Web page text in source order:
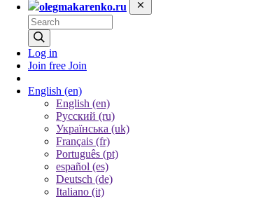
olegmakarenko.ru
Log in
Join free Join
English (en)
English (en)
Русский (ru)
Українська (uk)
Français (fr)
Português (pt)
español (es)
Deutsch (de)
Italiano (it)